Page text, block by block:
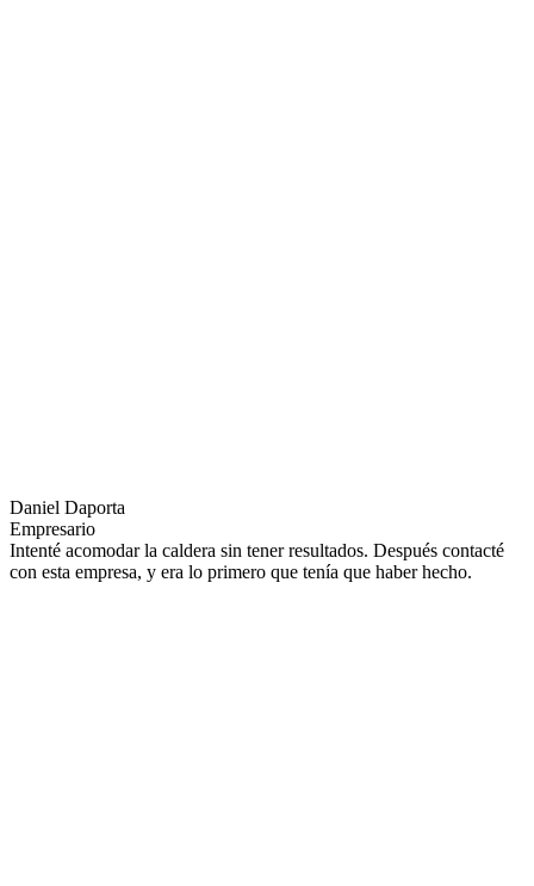
Daniel Daporta
Empresario
Intenté acomodar la caldera sin tener resultados. Después contacté
con esta empresa, y era lo primero que tenía que haber hecho.